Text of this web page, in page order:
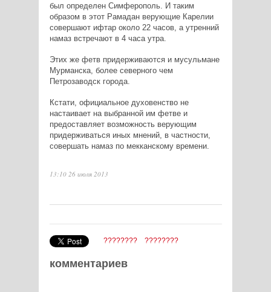
был определен Симферополь. И таким
образом в этот Рамадан верующие Карелии
совершают ифтар около 22 часов, а утренний
намаз встречают в 4 часа утра.
Этих же фетв придерживаются и мусульмане
Мурманска, более северного чем
Петрозаводск города.
Кстати, официальное духовенство не
настаивает на выбранной им фетве и
предоставляет возможность верующим
придерживаться иных мнений, в частности,
совершать намаз по мекканскому времени.
13:10 26 июля 2013
???????? ????????
комментариев